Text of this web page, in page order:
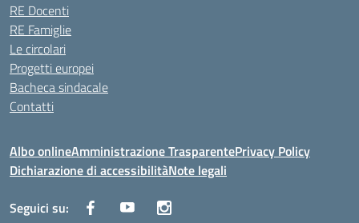
RE Docenti
RE Famiglie
Le circolari
Progetti europei
Bacheca sindacale
Contatti
Albo onlineAmministrazione TrasparentePrivacy Policy
Dichiarazione di accessibilitàNote legali
Seguici su: